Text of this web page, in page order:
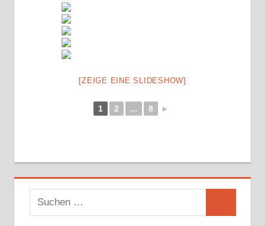
[ZEIGE EINE SLIDESHOW]
1 2 ... 8 ►
Suchen
nach: